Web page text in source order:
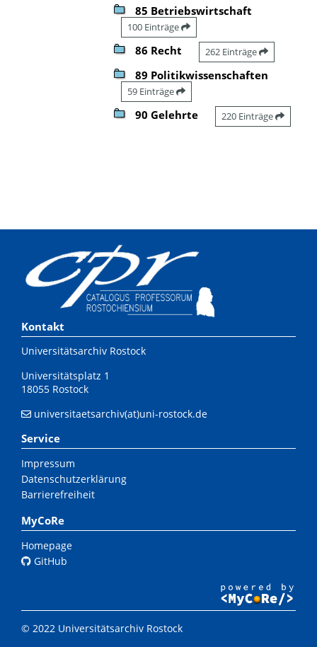
85 Betriebswirtschaft
100 Einträge
86 Recht 262 Einträge
89 Politikwissenschaften
59 Einträge
90 Gelehrte 220 Einträge
Kontakt
Universitätsarchiv Rostock
Universitätsplatz 1
18055 Rostock
universitaetsarchiv(at)uni-rostock.de
Service
Impressum
Datenschutzerklärung
Barrierefreiheit
MyCoRe
Homepage
GitHub
© 2022 Universitätsarchiv Rostock